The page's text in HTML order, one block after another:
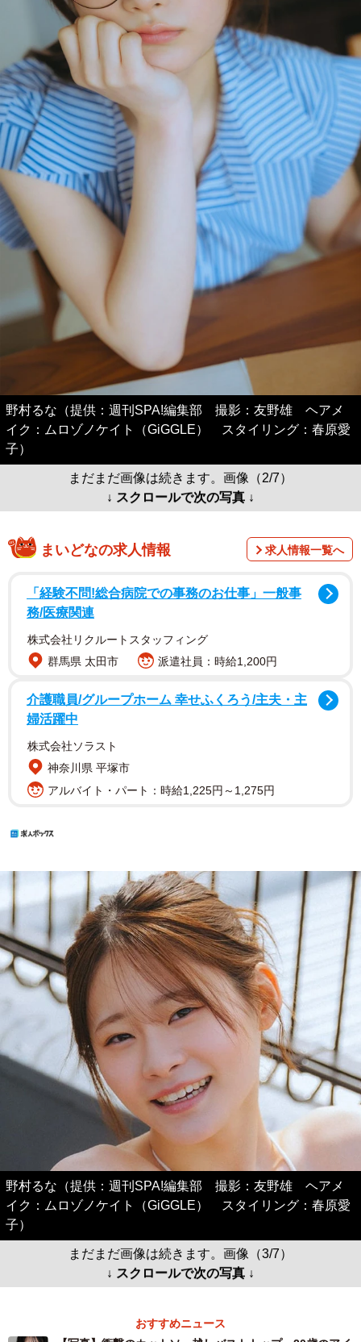
野村るな（提供：週刊SPA!編集部 撮影：友野雄 ヘアメ
イク：ムロゾノケイト（GiGGLE） スタイリング：春原愛
子）
まだまだ画像は続きます。画像（2/7）
↓ スクロールで次の写真 ↓
まいどなの求人情報 求人情報一覧へ
「経験不問!総合病院での事務のお仕事」一般事
務/医療関連
株式会社リクルートスタッフィング
群馬県 太田市
派遣社員：時給1,200円
介護職員/グループホーム 幸せふくろう/主夫・主
婦活躍中
株式会社ソラスト
神奈川県 平塚市
アルバイト・パート：時給1,225円～1,275円
野村るな（提供：週刊SPA!編集部 撮影：友野雄 ヘアメ
イク：ムロゾノケイト（GiGGLE） スタイリング：春原愛
子）
まだまだ画像は続きます。画像（3/7）
↓ スクロールで次の写真 ↓
おすすめニュース